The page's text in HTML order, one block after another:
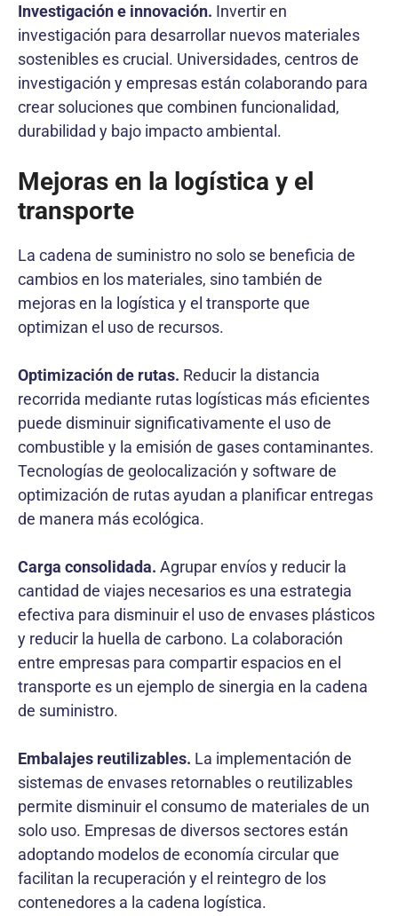
Investigación e innovación. Invertir en
investigación para desarrollar nuevos materiales
sostenibles es crucial. Universidades, centros de
investigación y empresas están colaborando para
crear soluciones que combinen funcionalidad,
durabilidad y bajo impacto ambiental.
Mejoras en la logística y el
transporte
La cadena de suministro no solo se beneficia de
cambios en los materiales, sino también de
mejoras en la logística y el transporte que
optimizan el uso de recursos.
Optimización de rutas. Reducir la distancia
recorrida mediante rutas logísticas más eficientes
puede disminuir significativamente el uso de
combustible y la emisión de gases contaminantes.
Tecnologías de geolocalización y software de
optimización de rutas ayudan a planificar entregas
de manera más ecológica.
Carga consolidada. Agrupar envíos y reducir la
cantidad de viajes necesarios es una estrategia
efectiva para disminuir el uso de envases plásticos
y reducir la huella de carbono. La colaboración
entre empresas para compartir espacios en el
transporte es un ejemplo de sinergia en la cadena
de suministro.
Embalajes reutilizables. La implementación de
sistemas de envases retornables o reutilizables
permite disminuir el consumo de materiales de un
solo uso. Empresas de diversos sectores están
adoptando modelos de economía circular que
facilitan la recuperación y el reintegro de los
contenedores a la cadena logística.